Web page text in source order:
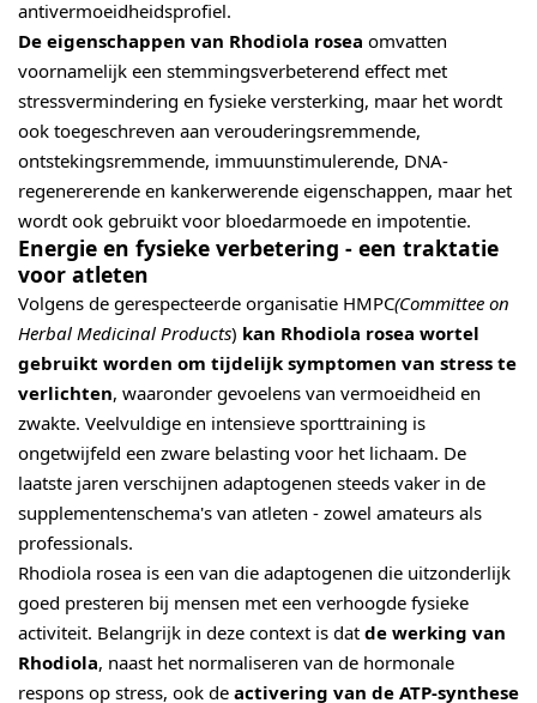
antivermoeidheidsprofiel.
De eigenschappen van Rhodiola rosea omvatten
voornamelijk een stemmingsverbeterend effect met
stressvermindering en fysieke versterking, maar het wordt
ook toegeschreven aan verouderingsremmende,
ontstekingsremmende, immuunstimulerende, DNA-
regenererende en kankerwerende eigenschappen, maar het
wordt ook gebruikt voor bloedarmoede en impotentie.
Energie en fysieke verbetering - een traktatie
voor atleten
Volgens de gerespecteerde organisatie HMPC(Committee on
Herbal Medicinal Products) kan Rhodiola rosea wortel
gebruikt worden om tijdelijk symptomen van stress te
verlichten , waaronder gevoelens van vermoeidheid en
zwakte. Veelvuldige en intensieve sporttraining is
ongetwijfeld een zware belasting voor het lichaam. De
laatste jaren verschijnen adaptogenen steeds vaker in de
supplementenschema's van atleten - zowel amateurs als
professionals.
Rhodiola rosea is een van die adaptogenen die uitzonderlijk
goed presteren bij mensen met een verhoogde fysieke
activiteit. Belangrijk in deze context is dat de werking van
Rhodiola , naast het normaliseren van de hormonale
respons op stress, ook de activering van de ATP-synthese